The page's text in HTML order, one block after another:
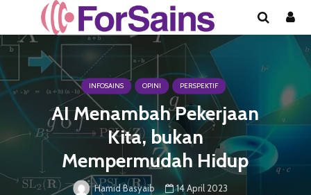
INFOSAINS OPINI PERSPEKTIF
AI Menambah Pekerjaan
Kita, bukan
Mempermudah Hidup
Hamid Basyaib
14 April 2023